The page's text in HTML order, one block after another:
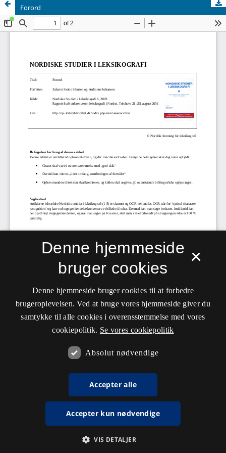
Forord
×
Denne hjemmeside
bruger cookies
Denne hjemmeside bruger cookies til at forbedre
brugeroplevelsen. Ved at bruge vores hjemmeside giver du
samtykke til alle cookies i overensstemmelse med vores
cookiepolitik. Se vores cookiepolitik
Absolut nødvendige
Accepter alle
Accepter kun nødvendige
VIS DETALJER